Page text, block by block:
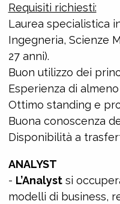
Requisiti richiesti:
Laurea specialistica
Ingegneria, Scienze
27 anni).
Buon utilizzo dei
Esperienza di
Ottimo standing e
Buona conoscenza
Disponibilità a
ANALYST
- L’Analystsi
modelli di business,